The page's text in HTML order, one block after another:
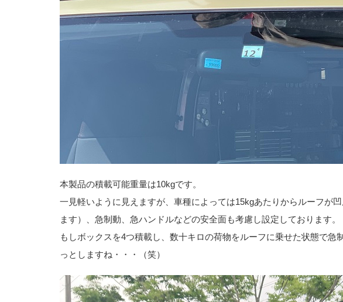
本製品の積載可能重量は10kgです。
一見軽いように見えますが、車種によっては15kgあたりからルーフが
ます）、急制動、急ハンドルなどの安全面も考慮し設定しております。
もしボックスを4つ積載し、数十キロの荷物をルーフに乗せた状態で
っとしますね・・・（笑）